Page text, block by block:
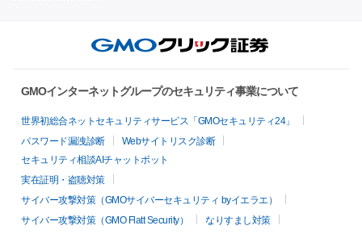
GMOインターネットグループのセキュリティ事業について
世界初総合ネットセキュリティサービス「GMOセキュリティ24」
パスワード漏洩診断
Webサイトリスク診断
セキュリティ相談AIチャットボット
実在証明・盗聴対策
サイバー攻撃対策（GMOサイバーセキュリティ byイエラエ）
サイバー攻撃対策（GMO Flatt Security）
なりすまし対策